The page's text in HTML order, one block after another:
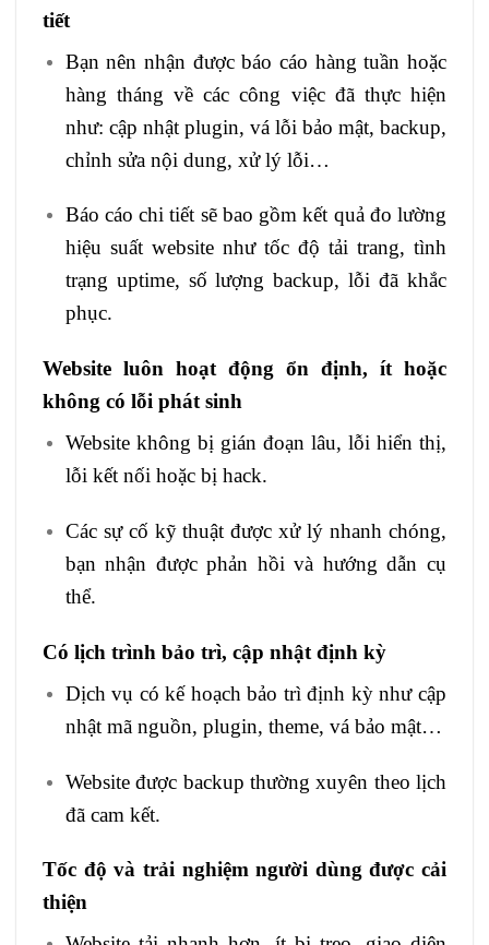
tiết
Bạn nên nhận được báo cáo hàng tuần hoặc
hàng tháng về các công việc đã thực hiện
như: cập nhật plugin, vá lỗi bảo mật, backup,
chỉnh sửa nội dung, xử lý lỗi…
Báo cáo chi tiết sẽ bao gồm kết quả đo lường
hiệu suất website như tốc độ tải trang, tình
trạng uptime, số lượng backup, lỗi đã khắc
phục.
Website luôn hoạt động ổn định, ít hoặc
không có lỗi phát sinh
Website không bị gián đoạn lâu, lỗi hiển thị,
lỗi kết nối hoặc bị hack.
Các sự cố kỹ thuật được xử lý nhanh chóng,
bạn nhận được phản hồi và hướng dẫn cụ
thể.
Có lịch trình bảo trì, cập nhật định kỳ
Dịch vụ có kế hoạch bảo trì định kỳ như cập
nhật mã nguồn, plugin, theme, vá bảo mật…
Website được backup thường xuyên theo lịch
đã cam kết.
Tốc độ và trải nghiệm người dùng được cải
thiện